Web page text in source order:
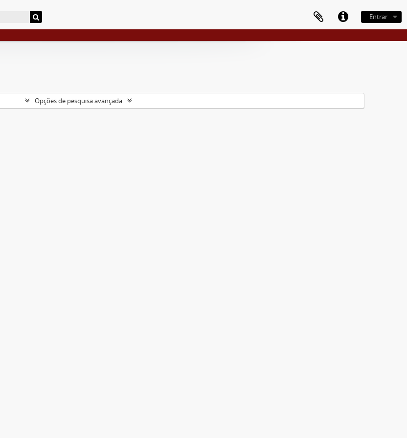
Entrar
Opções de pesquisa avançada